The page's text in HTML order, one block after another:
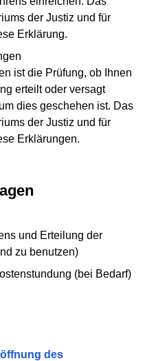
der Justiz und für
Erklärung.
ist die Prüfung, ob Ihnen
erteilt oder versagt
dies geschehen ist. Das
der Justiz und für
Erklärungen.
und Erteilung der
zu benutzen)
(bei Bedarf)
des